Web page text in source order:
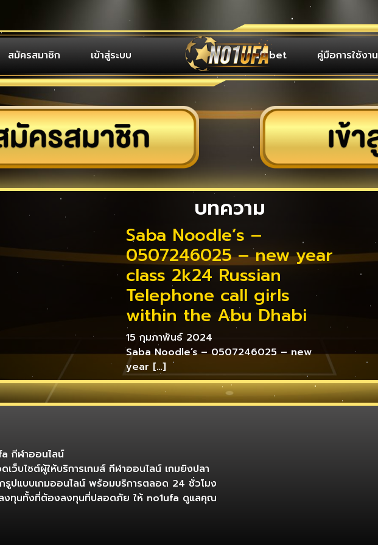
สมัครสมาชิก เข้าสู่ระบบ ufabet คู่มือการใช้งาน
บทความ
Saba Noodle’s –
0507246025 – new year
class 2k24 Russian
Telephone call girls
within the Abu Dhabi
15 กุมภาพันธ์ 2024
Saba Noodle’s – 0507246025 – new
year […]
กีฬาออนไลน์
เว็บไซต์ผู้ให้บริการเกมส์ กีฬาออนไลน์ เกมยิงปลา
รูปแบบเกมออนไลน์ พร้อมบริการตลอด 24 ชั่วโมง
งทุนทั้งที่ต้องลงทุนที่ปลอดภัย ให้ no1ufa ดูแลคุณ